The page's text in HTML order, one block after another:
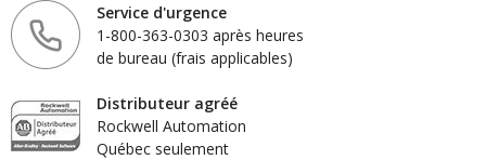
Service d'urgence
1-800-363-0303 après heures
de bureau (frais applicables)
Distributeur agréé
Rockwell Automation
Québec seulement